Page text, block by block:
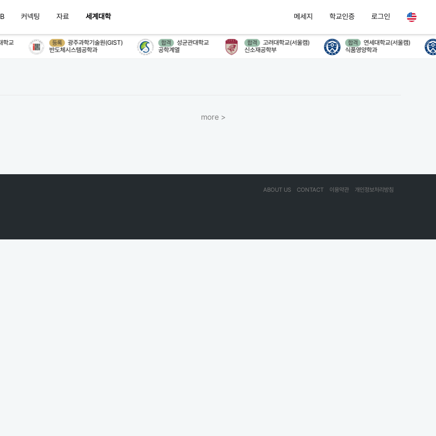
커넥팅 자료 세계대학 메세지 학교인증 로그인
교
등록
광주과학기술원(GIST)
반도체시스템공학과
합격
성균관대학교
공학계열
합격
고려대학교(서울캠)
신소재공학부
합격
연세대학교(서울캠)
식품영양학과
more >
개인정보처리방침
이용약관
CONTACT
ABOUT US